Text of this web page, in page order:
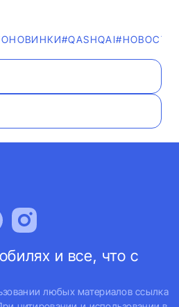
#QASHQAI#НОВОСТИ
и все, что с
любых материалов ссылка